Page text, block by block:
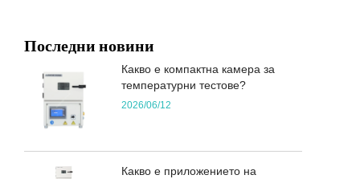
Последни новини
Какво е компактна камера за
температурни тестове?
2026/06/12
Какво е приложението на